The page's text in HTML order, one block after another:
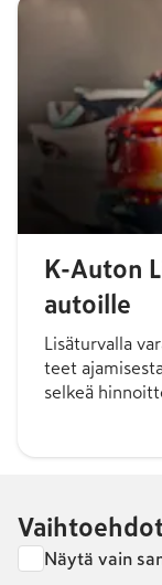
K-Auton
autoille
Lisäturvalla
teet
selkeä
Näytä vain